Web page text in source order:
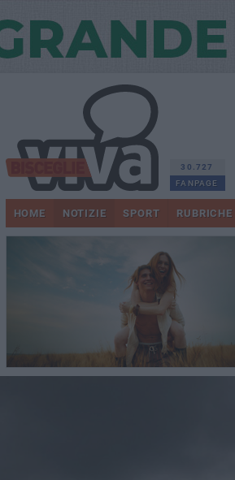
30.727
FANPAGE
HOME NOTIZIE SPORT RUBRICHE